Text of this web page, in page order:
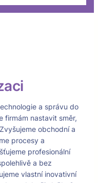
a správu do
firmám nastavit směr,
obchodní a
procesy a
profesionální
a bez
vlastní inovativní